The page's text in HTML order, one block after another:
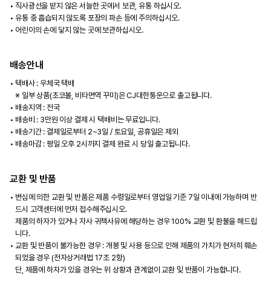
직사광선을 받지 않은 서늘한 곳에서 보관, 유통 하십시오.
유통 중 흡습되지 않도록 포장의 파손 등에 주의하십시오.
어린이의 손에 닿지 않는 곳에 보관하십시오.
배송안내
택배사 : 우체국 택배
※ 일부 상품(초코볼, 비타면역 꾸미)은 CJ대한통운으로 출고됩니다.
배송지역 : 전국
배송비 : 3만원 이상 결제 시 택배비는 무료입니다.
배송기간 : 결제일로부터 2~3일 / 토요일, 공휴일은 제외
배송마감 : 평일 오후 2시까지 결제 완료 시 당일 출고됩니다.
교환 및 반품
변심에 의한 교환 및 반품은 제품 수령일로부터 영업일 기준 7일 이내에 가능하며 반
드시 고객센터에 먼저 접수해주십시오.
제품의 하자가 있거나 자사 귀책사유에 해당하는 경우 100% 교환 및 환불을 해드립
니다.
교환 및 반품이 불가능한 경우 : 개봉 및 사용 등으로 인해 제품의 가치가 현저히 훼손
되었을 경우 (전자상거래법 17조 2항)
단, 제품에 하자가 있을 경우는 위 상황과 관계없이 교환 및 반품이 가능합니다.